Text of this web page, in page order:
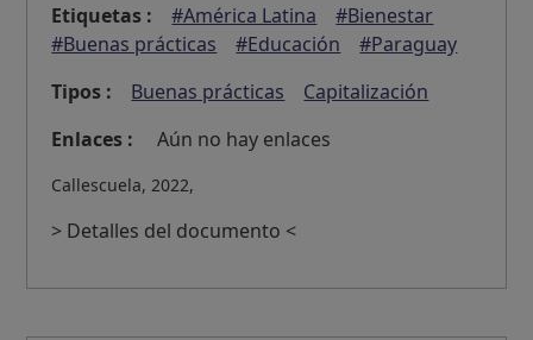
Etiquetas : #América Latina
#Bienestar
#Buenas prácticas
#Educación
#Paraguay
Tipos :
Buenas prácticas
Capitalización
Enlaces :
Aún no hay enlaces
Callescuela, 2022,
> Detalles del documento <